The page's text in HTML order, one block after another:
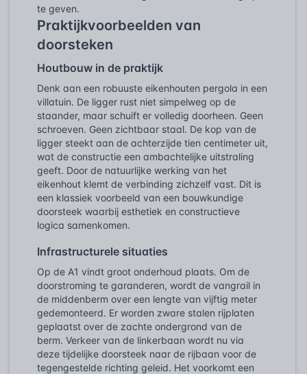
te geven.
Praktijkvoorbeelden van
doorsteken
Houtbouw in de praktijk
Denk aan een robuuste eikenhouten pergola in een
villatuin. De ligger rust niet simpelweg op de
staander, maar schuift er volledig doorheen. Geen
schroeven. Geen zichtbaar staal. De kop van de
ligger steekt aan de achterzijde tien centimeter uit,
wat de constructie een ambachtelijke uitstraling
geeft. Door de natuurlijke werking van het
eikenhout klemt de verbinding zichzelf vast. Dit is
een klassiek voorbeeld van een bouwkundige
doorsteek waarbij esthetiek en constructieve
logica samenkomen.
Infrastructurele situaties
Op de A1 vindt groot onderhoud plaats. Om de
doorstroming te garanderen, wordt de vangrail in
de middenberm over een lengte van vijftig meter
gedemonteerd. Er worden zware stalen rijplaten
geplaatst over de zachte ondergrond van de
berm. Verkeer van de linkerbaan wordt nu via
deze tijdelijke doorsteek naar de rijbaan voor de
tegengestelde richting geleid. Het voorkomt een